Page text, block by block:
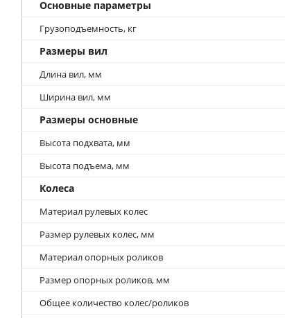
Основные параметры
Грузоподъемность, кг
Размеры вил
Длина вил, мм
Ширина вил, мм
Размеры основные
Высота подхвата, мм
Высота подъема, мм
Колеса
Материал рулевых колес
Размер рулевых колес, мм
Материал опорных роликов
Размер опорных роликов, мм
Общее количество колес/роликов